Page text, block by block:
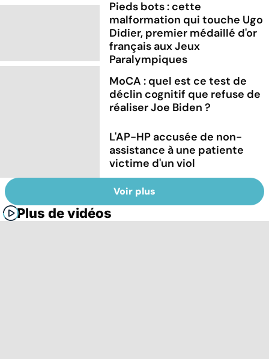
Pieds bots : cette
malformation qui touche Ugo
Didier, premier médaillé d'or
français aux Jeux
Paralympiques
MoCA : quel est ce test de
déclin cognitif que refuse de
réaliser Joe Biden ?
L'AP-HP accusée de non-
assistance à une patiente
victime d'un viol
Voir plus
Plus de vidéos